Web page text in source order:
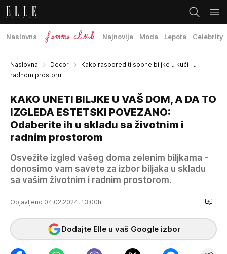
Naslovna Najnovije Moda Lepota Celebrity
Naslovna Decor
Kako rasporediti sobne biljke u kući i u
radnom prostoru
KAKO UNETI BILJKE U VAŠ DOM, A DA TO
IZGLEDA ESTETSKI POVEZANO:
Odaberite ih u skladu sa životnim i
radnim prostorom
Osvežite izgled vašeg doma zelenim biljkama -
donosimo vam savete za izbor biljaka u skladu
sa vašim životnim i radnim prostorom.
Objavljeno 04.02.2024. 13:00h
Dodajte Elle u vaš Google izbor